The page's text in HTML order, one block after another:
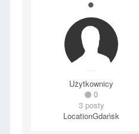
Użytkownicy
0
3 posty
LocationGdańsk